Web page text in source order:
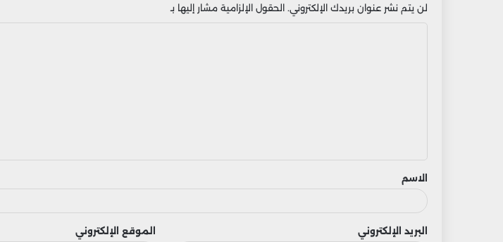
لن يتم نشر عنوان بريدك الإلكتروني. الحقول الإلزامية مشار إليها بـ
ق
الاسم
البريد الإلكتروني الموقع الإلكتروني